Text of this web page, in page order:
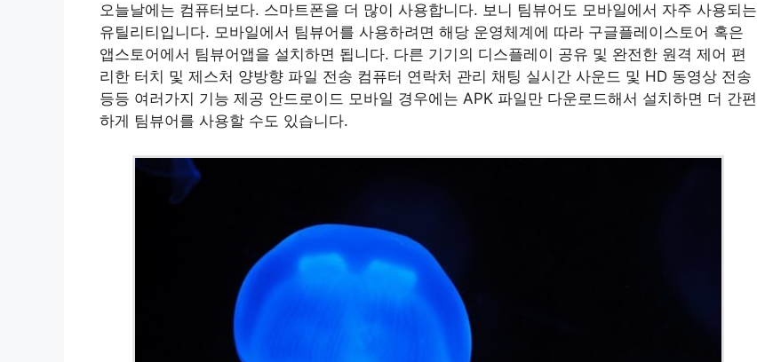
오늘날에는 컴퓨터보다. 스마트폰을 더 많이 사용합니다. 보니 팀뷰어도 모바일에서 자주 사용되는
유틸리티입니다. 모바일에서 팀뷰어를 사용하려면 해당 운영체계에 따라 구글플레이스토어 혹은
앱스토어에서 팀뷰어앱을 설치하면 됩니다. 다른 기기의 디스플레이 공유 및 완전한 원격 제어 편
리한 터치 및 제스처 양방향 파일 전송 컴퓨터 연락처 관리 채팅 실시간 사운드 및 HD 동영상 전송
등등 여러가지 기능 제공 안드로이드 모바일 경우에는 APK 파일만 다운로드해서 설치하면 더 간편
하게 팀뷰어를 사용할 수도 있습니다.